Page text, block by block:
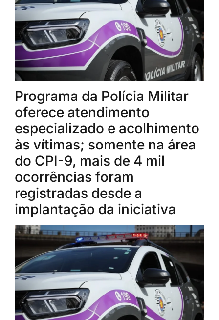
Programa da Polícia Militar
oferece atendimento
especializado e acolhimento
às vítimas; somente na área
do CPI-9, mais de 4 mil
ocorrências foram
registradas desde a
implantação da iniciativa